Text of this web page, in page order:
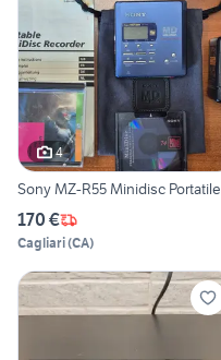
4
Sony MZ-R55 Minidisc Portatile
170 €
Cagliari(CA)